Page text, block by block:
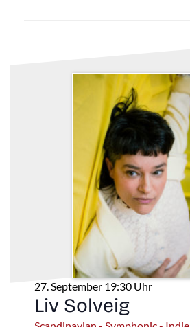
27. September 19:30 Uhr
Liv Solveig